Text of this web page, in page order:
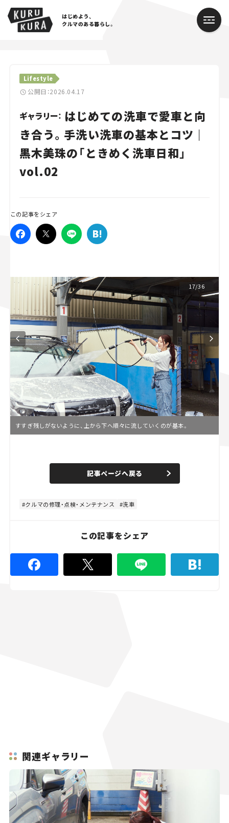
はじめよう、
クルマのある暮らし。
Lifestyle
公開日：2026.04.17
ギャラリー： はじめての洗車で愛車と向
き合う。手洗い洗車の基本とコツ｜
黒木美珠の「ときめく洗車日和」
vol.02
この記事をシェア
17/36
すすぎ残しがないように、上から下へ順々に流していくのが基本。
n
e
d
8
%
記事ページへ戻る
クルマの修理・点検・メンテナンス 洗車
この記事をシェア
関連ギャラリー
Cars
Lifestyle
Traffic
Special
Campaign
人気のハッシュタグ
スズキ ジムニー｜Suzuki Jimny